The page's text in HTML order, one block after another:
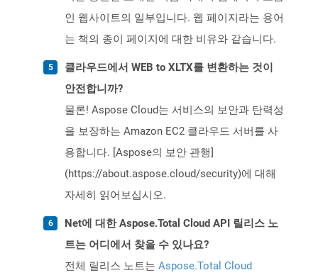
인 웹사이트의 일부입니다. 웹 페이지라는 용어
는 책의 종이 페이지에 대한 비유와 같습니다.
클라우드에서 WEB to XLTX를 변환하는 것이
안전합니까?
물론! Aspose Cloud는 서비스의 보안과 탄력성
을 보장하는 Amazon EC2 클라우드 서버를 사
용합니다. [Aspose의 보안 관행]
(https://about.aspose.cloud/security)에 대해
자세히 읽어보십시오.
Net에 대한 Aspose.Total Cloud API 릴리스 노
트는 어디에서 찾을 수 있나요?
전체 릴리스 노트는 Aspose.Total Cloud